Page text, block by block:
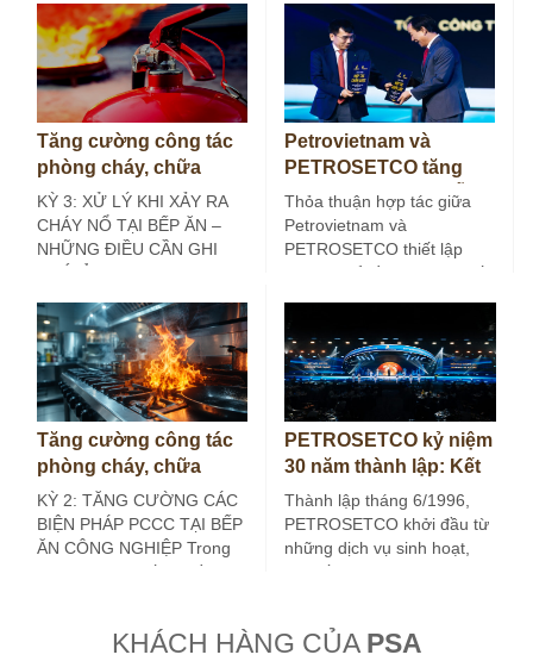
Tăng cường công tác
phòng cháy, chữa
cháy tại bếp ăn công
nghiệp (Kỳ 3)
KỲ 3: XỬ LÝ KHI XẢY RA
CHÁY NỔ TẠI BẾP ĂN –
NHỮNG ĐIỀU CẦN GHI
Petrovietnam và
PETROSETCO tăng
cường liên kết chuỗi
dịch vụ năng lượng
Thỏa thuận hợp tác giữa
Petrovietnam và
PETROSETCO thiết lập
khuôn khổ đồng hành chiến
Tăng cường công tác
phòng cháy, chữa
cháy tại bếp ăn công
nghiệp (Kỳ 2)
KỲ 2: TĂNG CƯỜNG CÁC
BIỆN PHÁP PCCC TẠI BẾP
ĂN CÔNG NGHIỆP Trong
kỳ trước, bài viết đã đề…
PETROSETCO kỷ niệm
30 năm thành lập: Kết
nối giá trị, kiến tạo
tương lai
Thành lập tháng 6/1996,
PETROSETCO khởi đầu từ
những dịch vụ sinh hoạt,
đời sống và du lịch phục
KHÁCH HÀNG CỦA PSA